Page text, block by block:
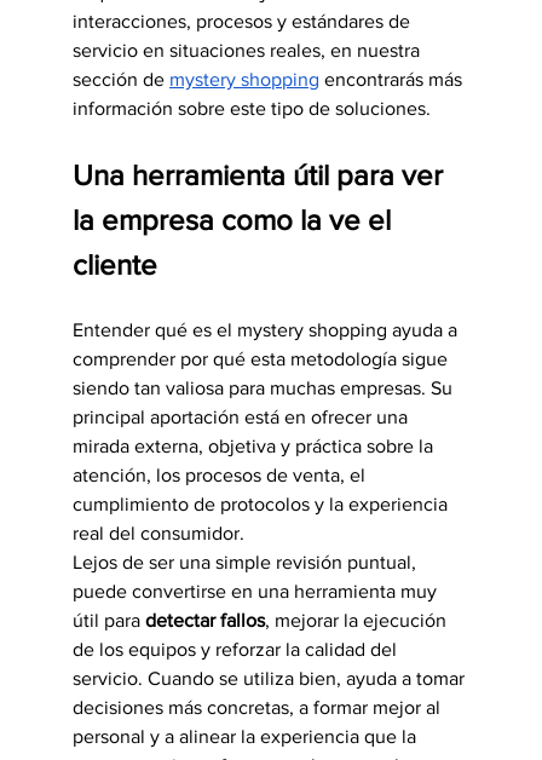
interacciones, procesos y estándares de
servicio en situaciones reales, en nuestra
sección de mystery shopping encontrarás más
información sobre este tipo de soluciones.
Una herramienta útil para ver
la empresa como la ve el
cliente
Entender qué es el mystery shopping ayuda a
comprender por qué esta metodología sigue
siendo tan valiosa para muchas empresas. Su
principal aportación está en ofrecer una
mirada externa, objetiva y práctica sobre la
atención, los procesos de venta, el
cumplimiento de protocolos y la experiencia
real del consumidor.
Lejos de ser una simple revisión puntual,
puede convertirse en una herramienta muy
útil para detectar fallos, mejorar la ejecución
de los equipos y reforzar la calidad del
servicio. Cuando se utiliza bien, ayuda a tomar
decisiones más concretas, a formar mejor al
personal y a alinear la experiencia que la